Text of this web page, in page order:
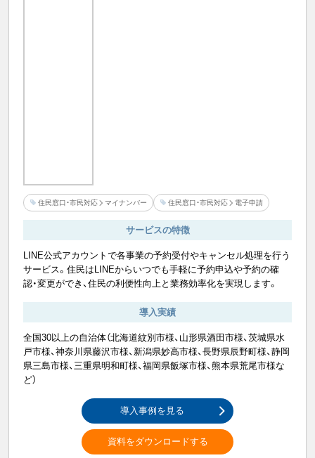
住民窓口・市民対応 マイナンバー 住民窓口・市民対応 電子申請
サービスの特徴
LINE公式アカウントで各事業の予約受付やキャンセル処理を行う
サービス。住民はLINEからいつでも手軽に予約申込や予約の確
認・変更ができ、住民の利便性向上と業務効率化を実現します。
導入実績
全国30以上の自治体（北海道紋別市様、山形県酒田市様、茨城県水
戸市様、神奈川県藤沢市様、新潟県妙高市様、長野県辰野町様、静岡
県三島市様、三重県明和町様、福岡県飯塚市様、熊本県荒尾市様な
ど）
導入事例を見る
資料をダウンロードする